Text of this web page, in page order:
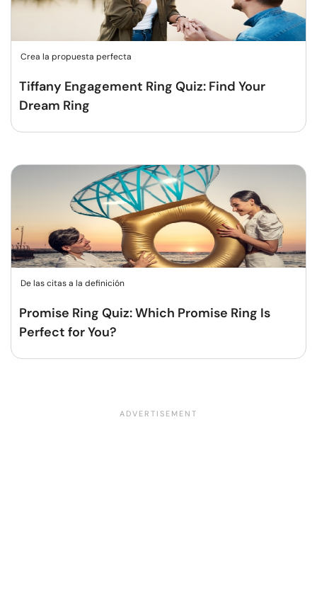
Crea la propuesta perfecta
Tiffany Engagement Ring Quiz: Find Your
Dream Ring
De las citas a la definición
Promise Ring Quiz: Which Promise Ring Is
Perfect for You?